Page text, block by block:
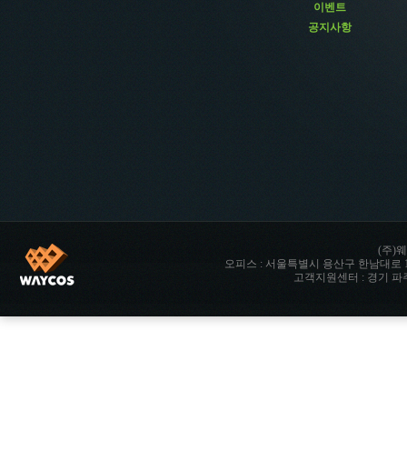
이벤트
공지사항
(주)
오피스 : 서울특별시 용산구 한남대로
고객지원센터 : 경기 파